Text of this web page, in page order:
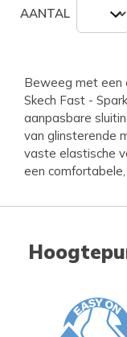
AANTAL
Beweeg met een
Skech Fast -
aanpasbare
van glinsterende
vaste elastische
een